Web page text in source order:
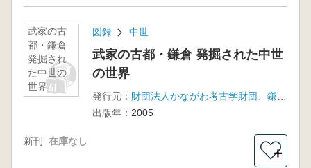
武家の古
都・鎌倉
発掘され
た中世の
世界
図録 中世
武家の古都・鎌倉 発掘された中世
の世界
発行元：
出版年： 2005
新刊 在庫なし
＋